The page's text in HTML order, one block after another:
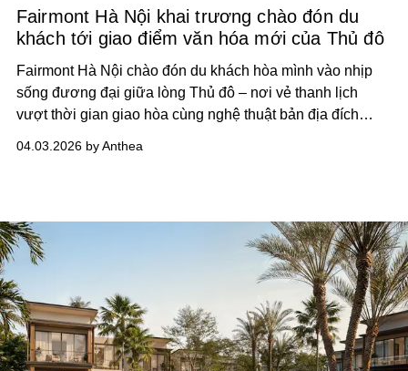
Fairmont Hà Nội khai trương chào đón du
khách tới giao điểm văn hóa mới của Thủ đô
Fairmont Hà Nội chào đón du khách hòa mình vào nhịp
sống đương đại giữa lòng Thủ đô – nơi vẻ thanh lịch
vượt thời gian giao hòa cùng nghệ thuật bản địa đích
04.03.2026 by Anthea